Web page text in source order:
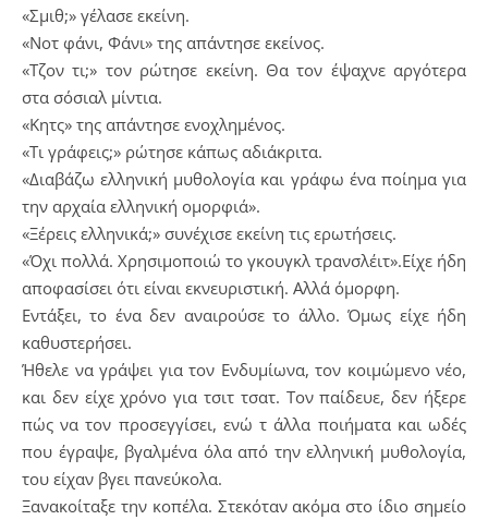
«Σμιθ;» γέλασε εκείνη.
«Νοτ φάνι, Φάνι» της απάντησε εκείνος.
«Τζον τι;» τον ρώτησε εκείνη. Θα τον έψαχνε αργότερα
στα σόσιαλ μίντια.
«Κητς» της απάντησε ενοχλημένος.
«Τι γράφεις;» ρώτησε κάπως αδιάκριτα.
«Διαβάζω ελληνική μυθολογία και γράφω ένα ποίημα για
την αρχαία ελληνική ομορφιά».
«Ξέρεις ελληνικά;» συνέχισε εκείνη τις ερωτήσεις.
«Όχι πολλά. Χρησιμοποιώ το γκουγκλ τρανσλέιτ».Είχε ήδη
αποφασίσει ότι είναι εκνευριστική. Αλλά όμορφη.
Εντάξει, το ένα δεν αναιρούσε το άλλο. Όμως είχε ήδη
καθυστερήσει.
Ήθελε να γράψει για τον Ενδυμίωνα, τον κοιμώμενο νέο,
και δεν είχε χρόνο για τσιτ τσατ. Τον παίδευε, δεν ήξερε
πώς να τον προσεγγίσει, ενώ τ άλλα ποιήματα και ωδές
που έγραψε, βγαλμένα όλα από την ελληνική μυθολογία,
του είχαν βγει πανεύκολα.
Ξανακοίταξε την κοπέλα. Στεκόταν ακόμα στο ίδιο σημείο